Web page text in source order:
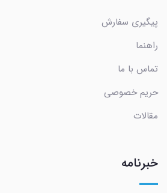
پیگیری سفارش
راهنما
تماس با ما
حریم خصوصی
مقالات
خبرنامه